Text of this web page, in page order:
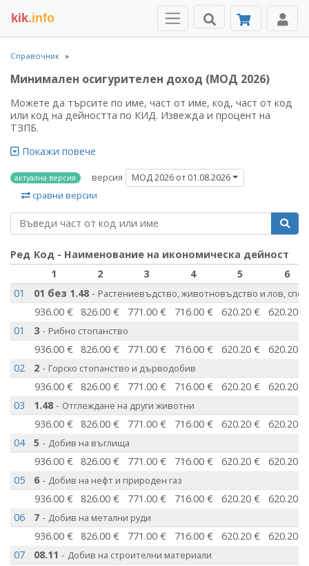
kik.info
Справочник
Минимален осигурителен доход (МОД 2026)
Можете да търсите по име, част от име, код, част от код
или код на дейността по КИД. Извежда и процент на
ТЗПБ.
Покажи повече
актуална версия версия МОД 2026 от 01.08.2026
сравни версии
Ред Код - Наименование на икономическа дейност
1
2 3 4 5
6
01
01 без 1.48- Растениевъдство, животновъдство и лов,
936.00 € 826.00 € 771.00 € 716.00 € 620.20 €
620.20 €
01
3- Рибно стопанство
936.00 € 826.00 € 771.00 € 716.00 € 620.20 €
620.20 €
02
2- Горско стопанство и дърводобив
936.00 € 826.00 € 771.00 € 716.00 € 620.20 €
620.20 €
03
1.48- Отглеждане на други животни
936.00 € 826.00 € 771.00 € 716.00 € 620.20 €
620.20 €
04
5 - Добив на въглища
936.00 € 826.00 € 771.00 € 716.00 € 620.20 €
620.20 €
05
6- Добив на нефт и природен газ
936.00 € 826.00 € 771.00 € 716.00 € 620.20 €
620.20 €
06
7- Добив на метални руди
936.00 € 826.00 € 771.00 € 716.00 € 620.20 €
620.20 €
07
08.11 - Добив на строителни материали